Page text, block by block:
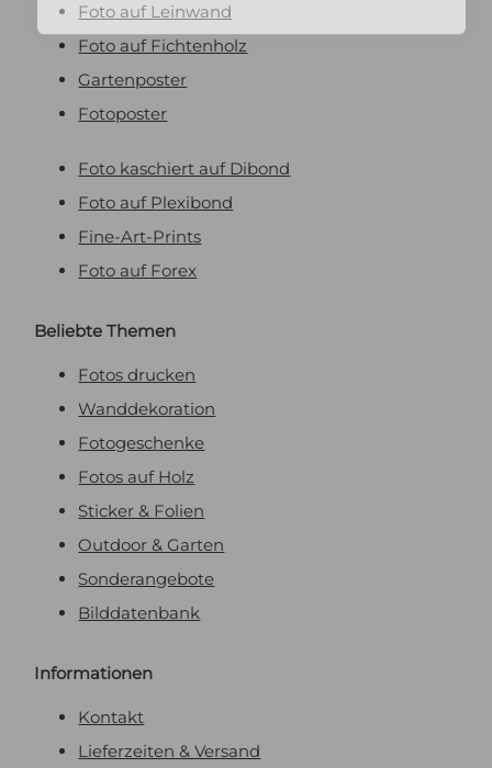
Foto auf Leinwand
Foto auf Fichtenholz
Gartenposter
Fotoposter
Foto kaschiert auf Dibond
Foto auf Plexibond
Fine-Art-Prints
Foto auf Forex
Beliebte Themen
Fotos drucken
Wanddekoration
Fotogeschenke
Fotos auf Holz
Sticker & Folien
Outdoor & Garten
Sonderangebote
Bilddatenbank
Informationen
Kontakt
Lieferzeiten & Versand